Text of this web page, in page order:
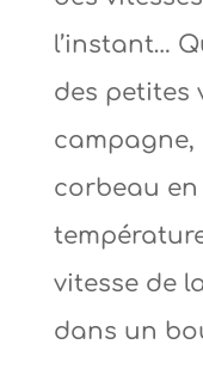
l’instant…
des petites
campagne,
corbeau
vitesse de
dans un